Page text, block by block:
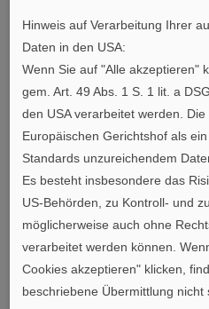
Zülpich - m +49 171 2116 650
www.veneer.eu -
Hinweis auf Verarbeitung Ihrer
Daten in den USA:
Wenn Sie auf "Alle akzeptieren"
gem. Art. 49 Abs. 1 S. 1 lit. a
den USA verarbeitet werden. Die
Europäischen Gerichtshof als
Standards unzureichendem
Es besteht insbesondere das
US-Behörden, zu Kontroll- und
möglicherweise auch ohne
verarbeitet werden können.
Cookies akzeptieren" klicken,
beschriebene Übermittlung nicht